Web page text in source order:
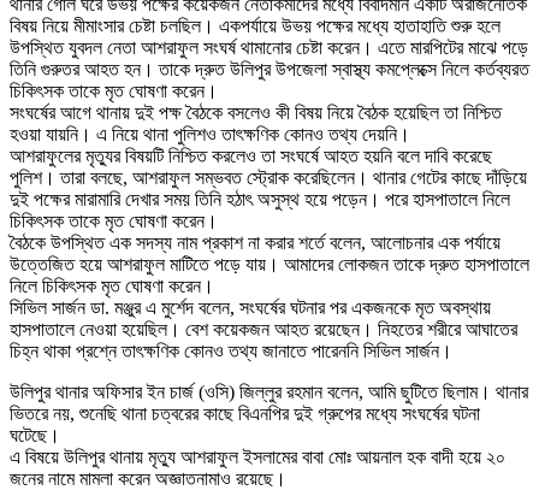
বিষয় নিয়ে মীমাংসার চেষ্টা চলছিল। একপর্যায়ে উভয় পক্ষের মধ্যে হাতাহাতি শুরু হলে
উপস্থিত যুবদল নেতা আশরাফুল সংঘর্ষ থামানোর চেষ্টা করেন। এতে মারপিটের মাঝে পড়ে
তিনি গুরুতর আহত হন। তাকে দ্রুত উলিপুর উপজেলা স্বাস্থ্য কমপ্লেক্সে নিলে কর্তব্যরত
চিকিৎসক তাকে মৃত ঘোষণা করেন।
সংঘর্ষের আগে থানায় দুই পক্ষ বৈঠকে বসলেও কী বিষয় নিয়ে বৈঠক হয়েছিল তা নিশ্চিত
হওয়া যায়নি। এ নিয়ে থানা পুলিশও তাৎক্ষণিক কোনও তথ্য দেয়নি।
আশরাফুলের মৃত্যুর বিষয়টি নিশ্চিত করলেও তা সংঘর্ষে আহত হয়নি বলে দাবি করেছে
পুলিশ। তারা বলছে, আশরাফুল সম্ভবত স্ট্রোক করেছিলেন। থানার গেটের কাছে দাঁড়িয়ে
দুই পক্ষের মারামারি দেখার সময় তিনি হঠাৎ অসুস্থ হয়ে পড়েন। পরে হাসপাতালে নিলে
চিকিৎসক তাকে মৃত ঘোষণা করেন।
বৈঠকে উপস্থিত এক সদস্য নাম প্রকাশ না করার শর্তে বলেন, আলোচনার এক পর্যায়ে
উত্তেজিত হয়ে আশরাফুল মাটিতে পড়ে যায়। আমাদের লোকজন তাকে দ্রুত হাসপাতালে
নিলে চিকিৎসক মৃত ঘোষণা করেন।
সিভিল সার্জন ডা. মঞ্জুর এ মুর্শেদ বলেন, সংঘর্ষের ঘটনার পর একজনকে মৃত অবস্থায়
হাসপাতালে নেওয়া হয়েছিল। বেশ কয়েকজন আহত রয়েছেন। নিহতের শরীরে আঘাতের
চিহ্ন থাকা প্রশ্নে তাৎক্ষণিক কোনও তথ্য জানাতে পারেননি সিভিল সার্জন।
উলিপুর থানার অফিসার ইন চার্জ (ওসি) জিল্লুর রহমান বলেন, আমি ছুটিতে ছিলাম। থানার
ভিতরে নয়, শুনেছি থানা চত্বরের কাছে বিএনপির দুই গ্রুপের মধ্যে সংঘর্ষের ঘটনা
ঘটেছে।
এ বিষয়ে উলিপুর থানায় মৃত্যু আশরাফুল ইসলামের বাবা মোঃ আয়নাল হক বাদী হয়ে ২০
জনের নামে মামলা করেন অজ্ঞাতনামাও রয়েছে।